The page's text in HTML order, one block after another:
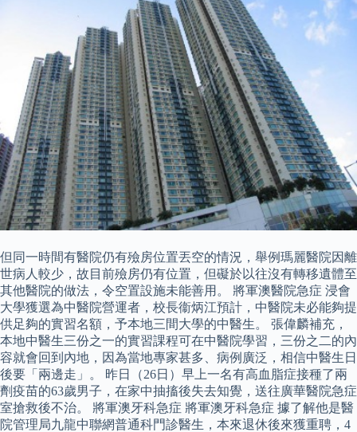
但同一時間有醫院仍有殮房位置丟空的情況，舉例瑪麗醫院因離
世病人較少，故目前殮房仍有位置，但礙於以往沒有轉移遺體至
其他醫院的做法，令空置設施未能善用。 將軍澳醫院急症 浸會
大學獲選為中醫院營運者，校長衞炳江預計，中醫院未必能夠提
供足夠的實習名額，予本地三間大學的中醫生。 張偉麟補充，
本地中醫生三份之一的實習課程可在中醫院學習，三份之二的內
容就會回到內地，因為當地專家甚多、病例廣泛，相信中醫生日
後要「兩邊走」。 昨日（26日）早上一名有高血脂症接種了兩
劑疫苗的63歲男子，在家中抽搐後失去知覺，送往廣華醫院急症
室搶救後不治。 將軍澳牙科急症 將軍澳牙科急症 據了解他是醫
院管理局九龍中聯網普通科門診醫生，本來退休後來獲重聘，4